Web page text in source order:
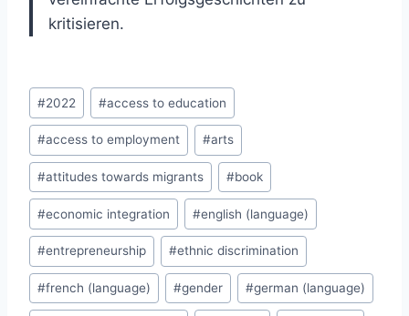
kritisieren.
Post
Tags:
#2022 #access to education
#access to employment #arts
#attitudes towards migrants #book
#economic integration #english (language)
#entrepreneurship #ethnic discrimination
#french (language) #gender #german (language)